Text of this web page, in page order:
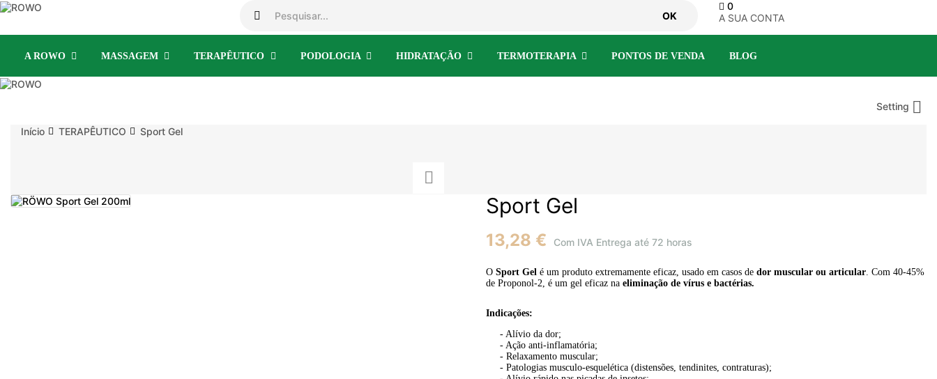
OK
0
A SUA CONTA
A ROWO MASSAGEM TERAPÊUTICO PODOLOGIA HIDRATAÇÃO TERMOTERAPIA PONTOS DE VENDA BLOG
Setting 
Início TERAPÊUTICO Sport Gel
Sport Gel
13,28 € Com IVA Entrega até 72 horas
O Sport Gel é um produto extremamente eficaz, usado em casos de dor muscular ou articular . Com 40-45%
de Proponol-2, é um gel eficaz na eliminação de vírus e bactérias.
Indicações:
- Alívio da dor;
- Ação anti-inflamatória;
- Relaxamento muscular;
- Patologias musculo-esquelética (distensões, tendinites, contraturas);